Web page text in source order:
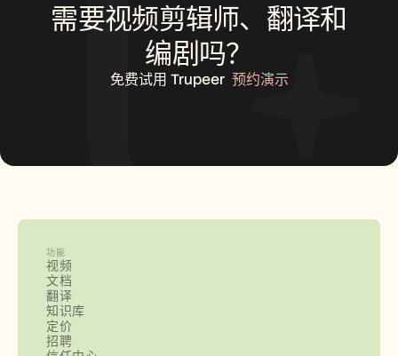
需要视频剪辑师、翻译和
编剧吗？
免费试用 Trupeer 预约演示
功能
视频
文档
翻译
知识库
定价
招聘